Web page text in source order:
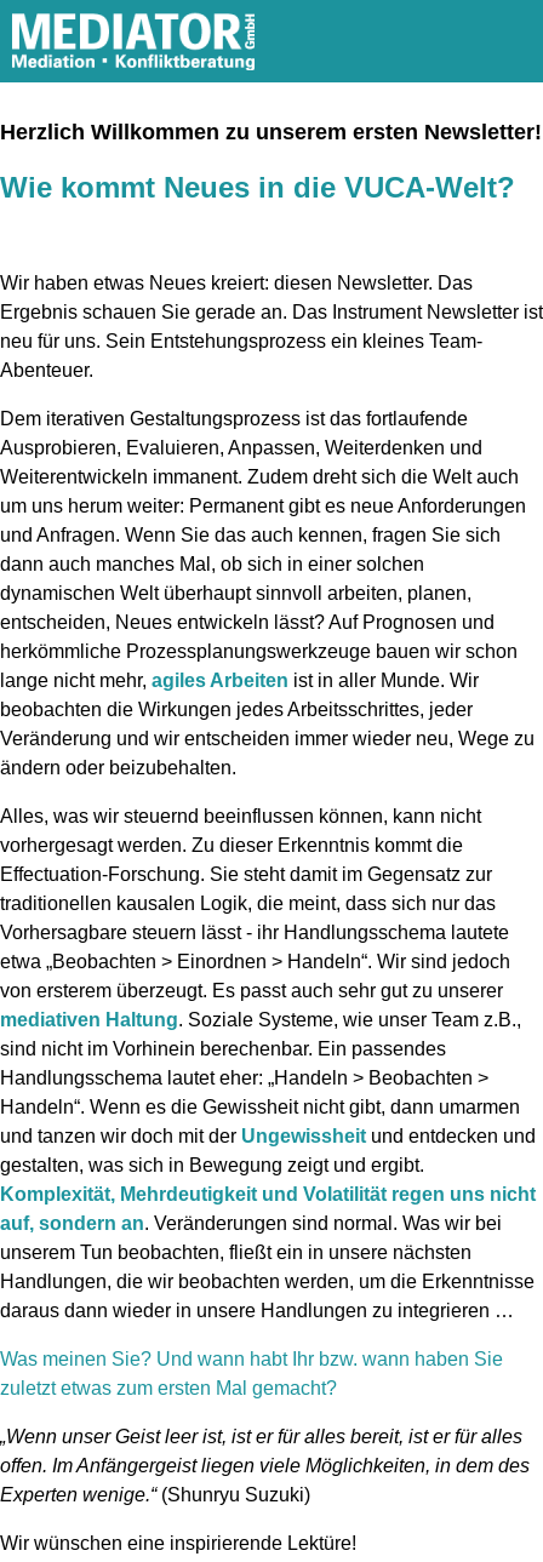
Herzlich Willkommen zu unserem ersten Newsletter!
Wie kommt Neues in die VUCA-Welt?
Wir haben etwas Neues kreiert: diesen Newsletter. Das
Ergebnis schauen Sie gerade an. Das Instrument Newsletter ist
neu für uns. Sein Entstehungsprozess ein kleines Team-
Abenteuer.
Dem iterativen Gestaltungsprozess ist das fortlaufende
Ausprobieren, Evaluieren, Anpassen, Weiterdenken und
Weiterentwickeln immanent. Zudem dreht sich die Welt auch
um uns herum weiter: Permanent gibt es neue Anforderungen
und Anfragen. Wenn Sie das auch kennen, fragen Sie sich
dann auch manches Mal, ob sich in einer solchen
dynamischen Welt überhaupt sinnvoll arbeiten, planen,
entscheiden, Neues entwickeln lässt? Auf Prognosen und
herkömmliche Prozessplanungswerkzeuge bauen wir schon
lange nicht mehr, agiles Arbeiten ist in aller Munde. Wir
beobachten die Wirkungen jedes Arbeitsschrittes, jeder
Veränderung und wir entscheiden immer wieder neu, Wege zu
ändern oder beizubehalten.
Alles, was wir steuernd beeinflussen können, kann nicht
vorhergesagt werden. Zu dieser Erkenntnis kommt die
Effectuation-Forschung. Sie steht damit im Gegensatz zur
traditionellen kausalen Logik, die meint, dass sich nur das
Vorhersagbare steuern lässt - ihr Handlungsschema lautete
etwa „Beobachten > Einordnen > Handeln“. Wir sind jedoch
von ersterem überzeugt. Es passt auch sehr gut zu unserer
mediativen Haltung. Soziale Systeme, wie unser Team z.B.,
sind nicht im Vorhinein berechenbar. Ein passendes
Handlungsschema lautet eher: „Handeln > Beobachten >
Handeln“. Wenn es die Gewissheit nicht gibt, dann umarmen
und tanzen wir doch mit der Ungewissheit und entdecken und
gestalten, was sich in Bewegung zeigt und ergibt.
Komplexität, Mehrdeutigkeit und Volatilität regen uns nicht
auf, sondern an. Veränderungen sind normal. Was wir bei
unserem Tun beobachten, fließt ein in unsere nächsten
Handlungen, die wir beobachten werden, um die Erkenntnisse
daraus dann wieder in unsere Handlungen zu integrieren …
Was meinen Sie? Und wann habt Ihr bzw. wann haben Sie
zuletzt etwas zum ersten Mal gemacht?
„Wenn unser Geist leer ist, ist er für alles bereit, ist er für alles
offen. Im Anfängergeist liegen viele Möglichkeiten, in dem des
Experten wenige.“(Shunryu Suzuki)
Wir wünschen eine inspirierende Lektüre!